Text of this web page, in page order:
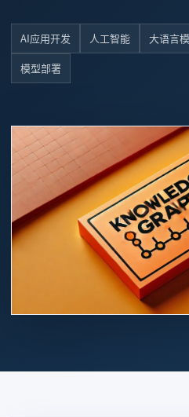
AI应用开发 人工智能 大语言
模型部署